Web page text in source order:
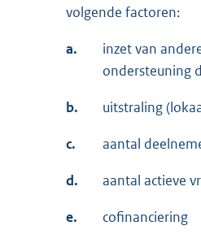
volgende factoren:
a.
inzet van
ondersteuning
b. uitstraling
c. aantal
d. aantal actieve
e. cofinanciering